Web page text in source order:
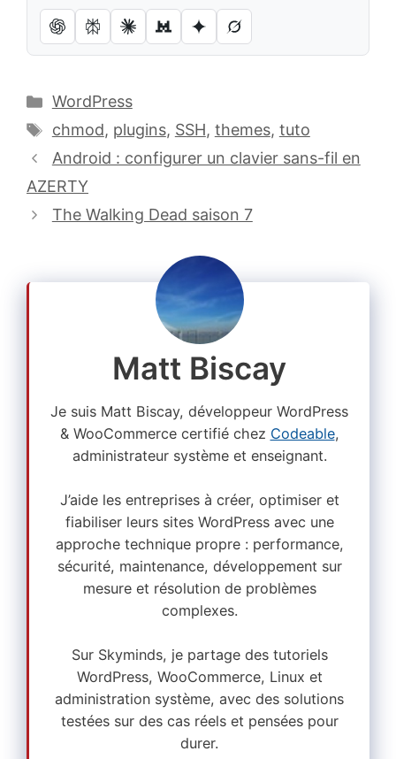
Catégories
WordPress
Étiquettes
chmod, plugins, SSH, themes, tuto
Android : configurer un clavier sans-fil en
AZERTY
The Walking Dead saison 7
Matt Biscay
Je suis Matt Biscay, développeur WordPress
& WooCommerce certifié chez Codeable,
administrateur système et enseignant.
J’aide les entreprises à créer, optimiser et
fiabiliser leurs sites WordPress avec une
approche technique propre : performance,
sécurité, maintenance, développement sur
mesure et résolution de problèmes
complexes.
Sur Skyminds, je partage des tutoriels
WordPress, WooCommerce, Linux et
administration système, avec des solutions
testées sur des cas réels et pensées pour
durer.